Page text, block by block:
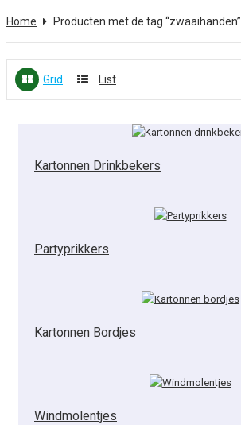
Home Producten met de tag “zwaaihanden”
Grid List
Kartonnen Drinkbekers
Partyprikkers
Kartonnen Bordjes
Windmolentjes